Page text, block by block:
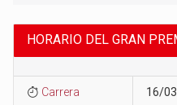
HORARIO DEL GRAN
Carrera 16/